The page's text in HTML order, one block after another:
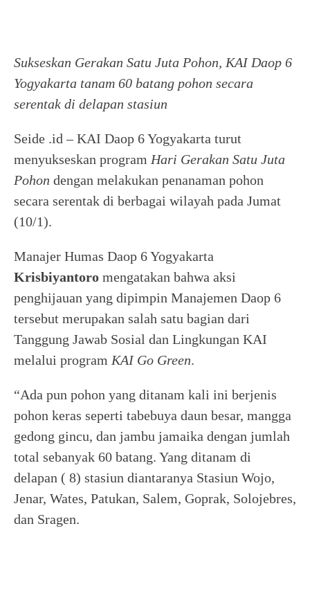
Sukseskan Gerakan Satu Juta Pohon, KAI Daop 6
Yogyakarta tanam 60 batang pohon secara
serentak di delapan stasiun
Seide .id – KAI Daop 6 Yogyakarta turut
menyukseskan program Hari Gerakan Satu Juta
Pohon dengan melakukan penanaman pohon
secara serentak di berbagai wilayah pada Jumat
(10/1).
Manajer Humas Daop 6 Yogyakarta
Krisbiyantoro mengatakan bahwa aksi
penghijauan yang dipimpin Manajemen Daop 6
tersebut merupakan salah satu bagian dari
Tanggung Jawab Sosial dan Lingkungan KAI
melalui program KAI Go Green.
“Ada pun pohon yang ditanam kali ini berjenis
pohon keras seperti tabebuya daun besar, mangga
gedong gincu, dan jambu jamaika dengan jumlah
total sebanyak 60 batang. Yang ditanam di
delapan ( 8) stasiun diantaranya Stasiun Wojo,
Jenar, Wates, Patukan, Salem, Goprak, Solojebres,
dan Sragen.